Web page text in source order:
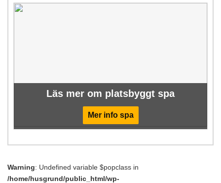
Läs mer om platsbyggt spa
Mer info spa
Warning: Undefined variable $popclass in
/home/husgrund/public_html/wp-